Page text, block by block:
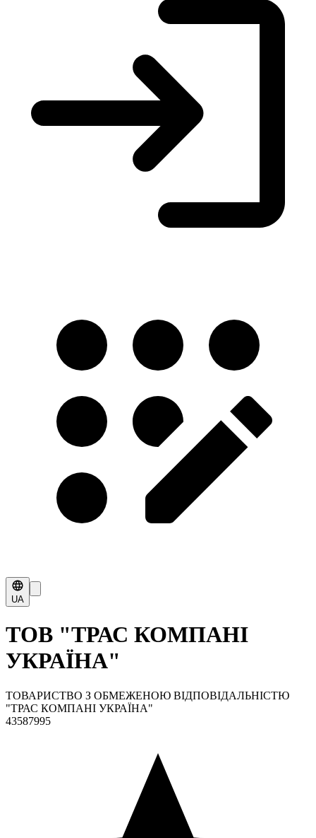
UA
ТОВ "ТРАС КОМПАНІ
УКРАЇНА"
ТОВАРИСТВО З ОБМЕЖЕНОЮ ВІДПОВІДАЛЬНІСТЮ
"ТРАС КОМПАНІ УКРАЇНА"
43587995